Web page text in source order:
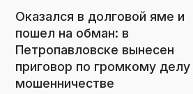
Оказался в долговой яме и
пошел на обман: в
Петропавловске вынесен
приговор по громкому делу
мошенничестве